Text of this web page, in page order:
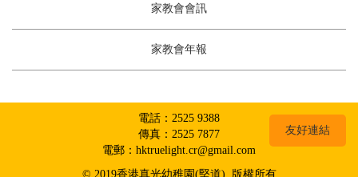
家教會會訊
家教會年報
電話：2525 9388
傳真：2525 7877
電郵：hktruelight.cr@gmail.com
© 2019香港真光幼稚園(堅道) 版權所有
友好連結